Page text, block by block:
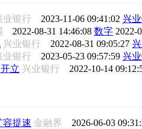
业银行 2023-11-06 09:41:02 兴
2022-08-31 14:46:08 数字 2022-
兴业银行 2022-08-31 09:05:27
业银行 2023-05-23 09:57:59 兴
立 兴业银行 2022-10-14
容提速 金融界 2026-06-03